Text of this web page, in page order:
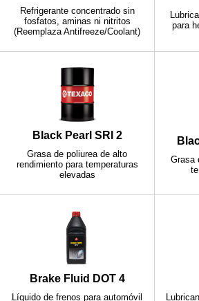
Refrigerante concentrado sin
fosfatos, aminas ni nitritos
(Reemplaza Antifreeze/Coolant)
para
Black Pearl SRI 2
Grasa de poliurea de alto
rendimiento para temperaturas
elevadas
Grasa
Brake Fluid DOT 4
Líquido de frenos para automóvil